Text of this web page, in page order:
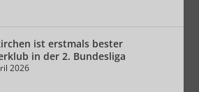
ist erstmals bester
in der 2. Bundesliga
2026